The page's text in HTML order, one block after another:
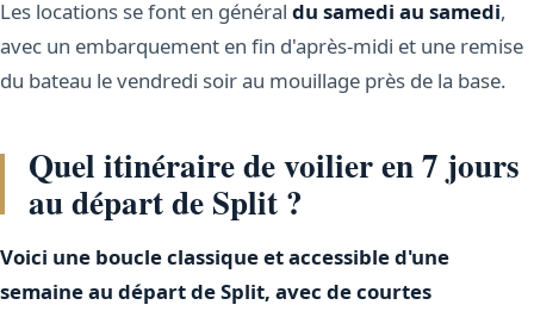
Les locations se font en général du samedi au samedi,
avec un embarquement en fin d'après-midi et une remise
du bateau le vendredi soir au mouillage près de la base.
Quel itinéraire de voilier en 7 jours
au départ de Split ?
Voici une boucle classique et accessible d'une
semaine au départ de Split, avec de courtes